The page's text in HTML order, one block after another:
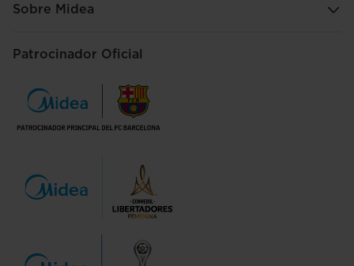
Sobre Midea
Patrocinador Oficial